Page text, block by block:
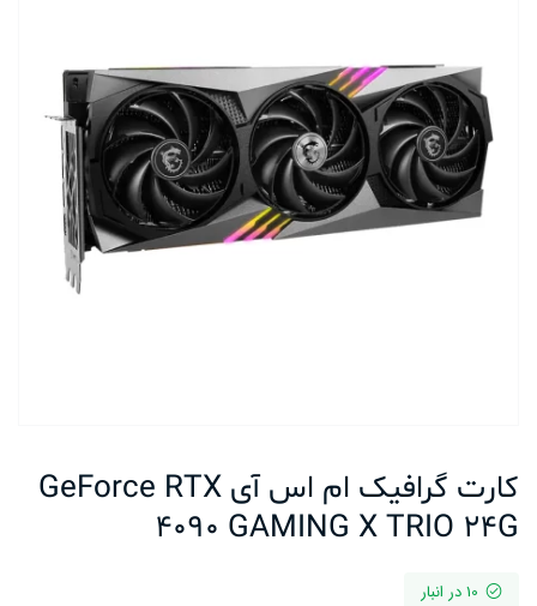
کارت گرافیک ام اس آی GeForce RTX
4090 GAMING X TRIO 24G
10 در انبار